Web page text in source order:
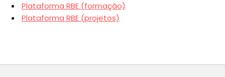
Plataforma RBE (formação)
Plataforma RBE (projetos)